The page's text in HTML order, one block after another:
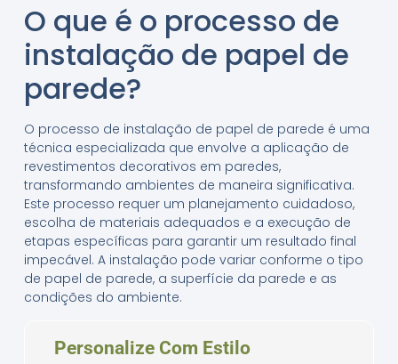
O que é o processo de
instalação de papel de
parede?
O processo de instalação de papel de parede é uma
técnica especializada que envolve a aplicação de
revestimentos decorativos em paredes,
transformando ambientes de maneira significativa.
Este processo requer um planejamento cuidadoso,
escolha de materiais adequados e a execução de
etapas específicas para garantir um resultado final
impecável. A instalação pode variar conforme o tipo
de papel de parede, a superfície da parede e as
condições do ambiente.
Personalize Com Estilo